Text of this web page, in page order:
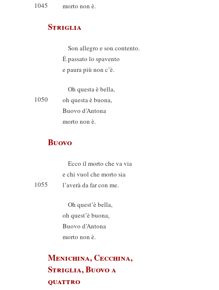
1045
morto non è.
Striglia
Son allegro e son contento.
È passato lo spavento
e paura più non c’è.
Oh questa è bella,
1050
oh questa è buona,
Buovo d’Antona
morto non è.
Buovo
Ecco il morto che va via
e chi vuol che morto sia
1055
l’averà da far con me.
Oh quest’è bella,
oh quest’è buona,
Buovo d’Antona
morto non è.
Menichina, Cecchina,
Striglia, Buovo a
quattro